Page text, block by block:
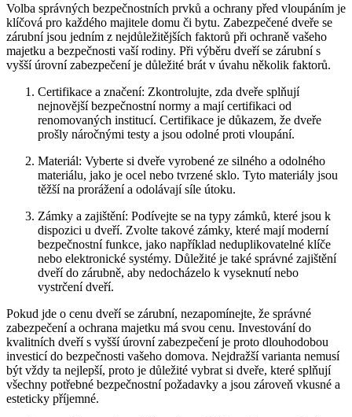
Volba správných bezpečnostních prvků a ochrany před vloupáním je
klíčová pro každého majitele domu či bytu. Zabezpečené dveře se
zárubní jsou jedním z nejdůležitějších faktorů při ochraně vašeho
majetku a bezpečnosti vaší rodiny. Při výběru dveří se zárubní s
vyšší úrovní zabezpečení je důležité brát v úvahu několik faktorů.
Certifikace a značení: Zkontrolujte, zda dveře splňují
nejnovější bezpečnostní normy a mají certifikaci od
renomovaných institucí. Certifikace je důkazem, že dveře
prošly náročnými testy a jsou odolné proti vloupání.
Materiál: Vyberte si dveře vyrobené ze silného a odolného
materiálu, jako je ocel nebo tvrzené sklo. Tyto materiály jsou
těžší na prorážení a odolávají síle útoku.
Zámky a zajištění: Podívejte se na typy zámků, které jsou k
dispozici u dveří. Zvolte takové zámky, které mají moderní
bezpečnostní funkce, jako například neduplikovatelné klíče
nebo elektronické systémy. Důležité je také správné zajištění
dveří do zárubně, aby nedocházelo k vyseknutí nebo
vystrčení dveří.
Pokud jde o cenu dveří se zárubní, nezapomínejte, že správné
zabezpečení a ochrana majetku má svou cenu. Investování do
kvalitních dveří s vyšší úrovní zabezpečení je proto dlouhodobou
investicí do bezpečnosti vašeho domova. Nejdražší varianta nemusí
být vždy ta nejlepší, proto je důležité vybrat si dveře, které splňují
všechny potřebné bezpečnostní požadavky a jsou zároveň vkusné a
esteticky příjemné.